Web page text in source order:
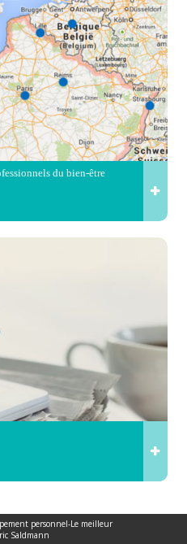
du bien-être
personnel-Le meilleur
Saldmann